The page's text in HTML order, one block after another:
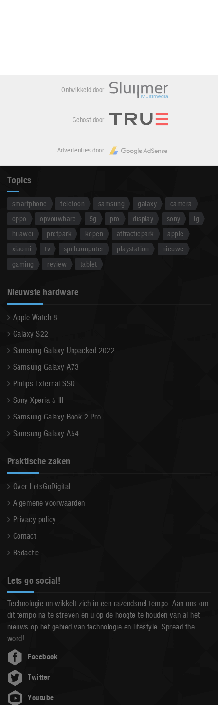
Ontwikkeld door
Gehost door
Advertenties door
Topics
smartphone telefoon samsung galaxy
camera
oppo
opvouwbare 5g pro display sony
lg
huawei
pretpark kopen attractiepark
apple
xiaomi
tv spelcomputer playstation
nieuwe
gaming
review tablet
Nieuwste hardware
Apple Watch 8
Galaxy S22
Samsung Galaxy Unpacked 2022
Samsung Galaxy A73
Philips External SSD
Sony Xperia 5 III
Samsung Galaxy Book 2 Pro
Samsung Galaxy A54
Praktische zaken
Over LetsGoDigital
Algemene voorwaarden
Privacy policy
Contact
Redactie
Lets go social!
Technologie ontwikkelt zich in een razendsnel tempo. Aan ons om
dit tempo na te streven en u op de hoogte te houden van al het
nieuws op het gebied van technologie en lifestyle. Spread the
word!
Facebook
Twitter
Youtube